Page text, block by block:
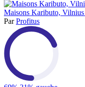
Maisons Kaributo,
ParProfitus